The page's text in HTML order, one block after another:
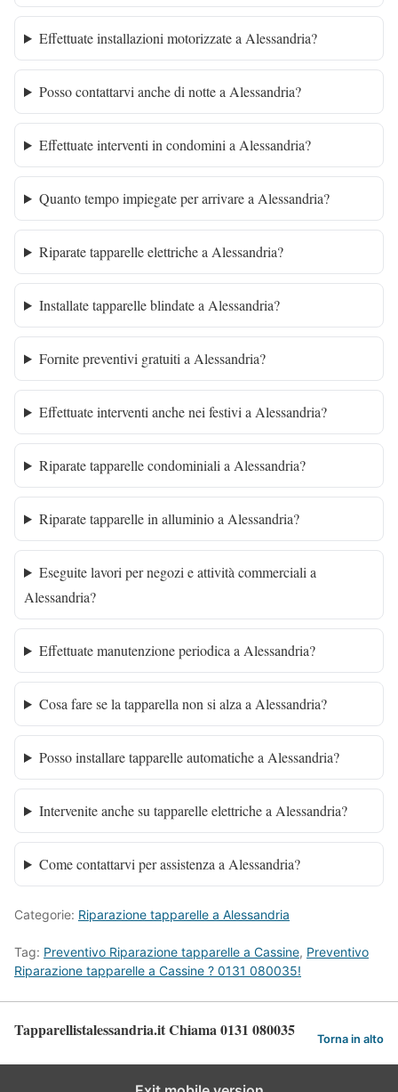
Effettuate installazioni motorizzate a Alessandria?
Posso contattarvi anche di notte a Alessandria?
Effettuate interventi in condomini a Alessandria?
Quanto tempo impiegate per arrivare a Alessandria?
Riparate tapparelle elettriche a Alessandria?
Installate tapparelle blindate a Alessandria?
Fornite preventivi gratuiti a Alessandria?
Effettuate interventi anche nei festivi a Alessandria?
Riparate tapparelle condominiali a Alessandria?
Riparate tapparelle in alluminio a Alessandria?
Eseguite lavori per negozi e attività commerciali a
Alessandria?
Effettuate manutenzione periodica a Alessandria?
Cosa fare se la tapparella non si alza a Alessandria?
Posso installare tapparelle automatiche a Alessandria?
Intervenite anche su tapparelle elettriche a Alessandria?
Come contattarvi per assistenza a Alessandria?
Categorie: Riparazione tapparelle a Alessandria
Tag: Preventivo Riparazione tapparelle a Cassine, Preventivo
Riparazione tapparelle a Cassine ? 0131 080035!
Tapparellistalessandria.it Chiama 0131 080035 Torna in alto